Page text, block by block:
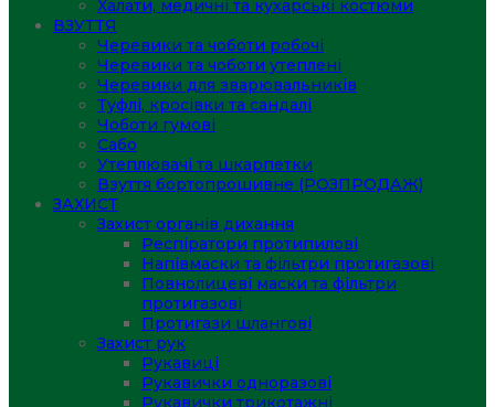
Халати, медичні та кухарські костюми
ВЗУТТЯ
Черевики та чоботи робочі
Черевики та чоботи утеплені
Черевики для зварювальників
Туфлі, кросівки та сандалі
Чоботи гумові
Сабо
Утеплювачі та шкарпетки
Взуття бортопрошивне (РОЗПРОДАЖ)
ЗАХИСТ
Захист органів дихання
Респіратори протипилові
Напівмаски та фільтри протигазові
Повнолицеві маски та фільтри
протигазові
Протигази шлангові
Захист рук
Рукавиці
Рукавички одноразові
Рукавички трикотажні